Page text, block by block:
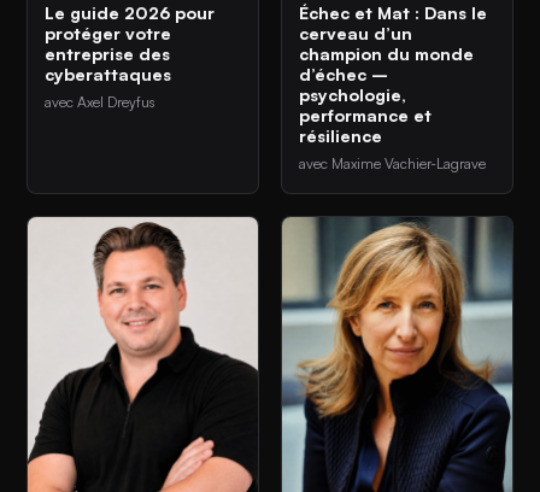
Le guide 2026 pour
protéger votre
entreprise des
cyberattaques
avec Axel Dreyfus
Échec et Mat : Dans le
cerveau d’un
champion du monde
d’échec –
psychologie,
performance et
résilience
avec Maxime Vachier-Lagrave